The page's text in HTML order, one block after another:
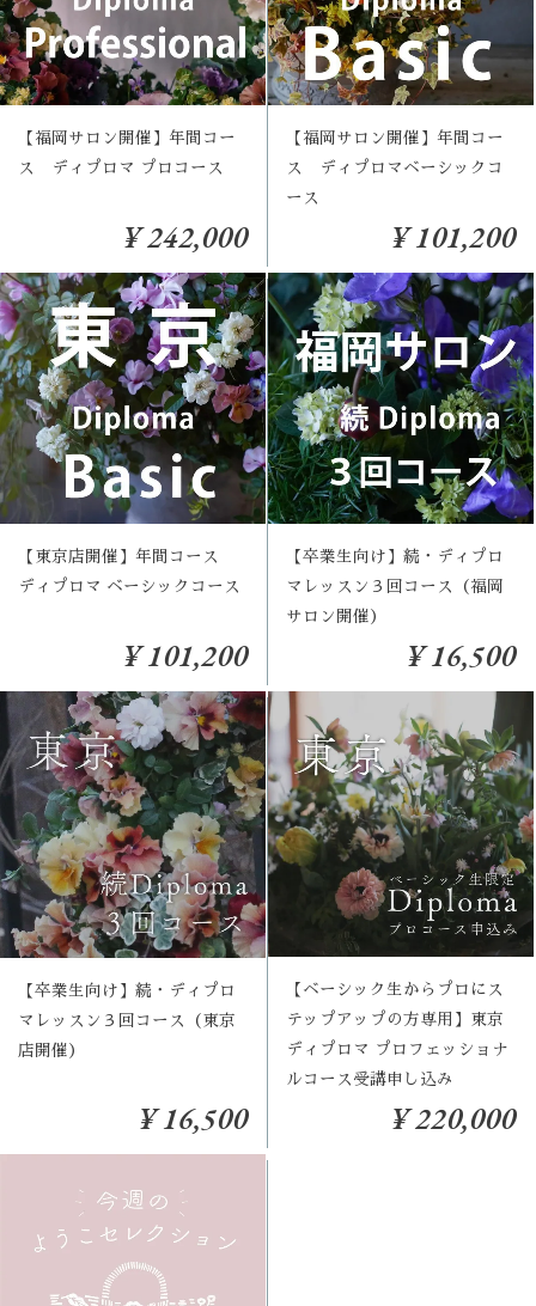
【福岡サロン開催】年間コー
ス ディプロマ プロコース
¥ 242,000
【福岡サロン開催】年間コー
ス ディプロマベーシックコ
ース
¥ 101,200
【東京店開催】年間コース
ディプロマ ベーシックコース
¥ 101,200
【卒業生向け】続・ディプロ
マレッスン３回コース（福岡
サロン開催）
¥ 16,500
【卒業生向け】続・ディプロ
マレッスン３回コース（東京
店開催）
¥ 16,500
【ベーシック生からプロにス
テップアップの方専用】東京
ディプロマ プロフェッショナ
ルコース受講申し込み
¥ 220,000